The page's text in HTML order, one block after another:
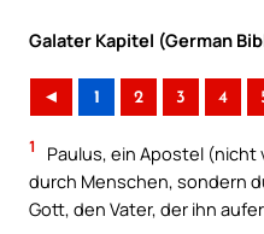
Galater Kapitel (German
◄ 1 2 3 4
1
Paulus, ein Apostel
durch Menschen, sondern
Gott, den Vater, der ihn